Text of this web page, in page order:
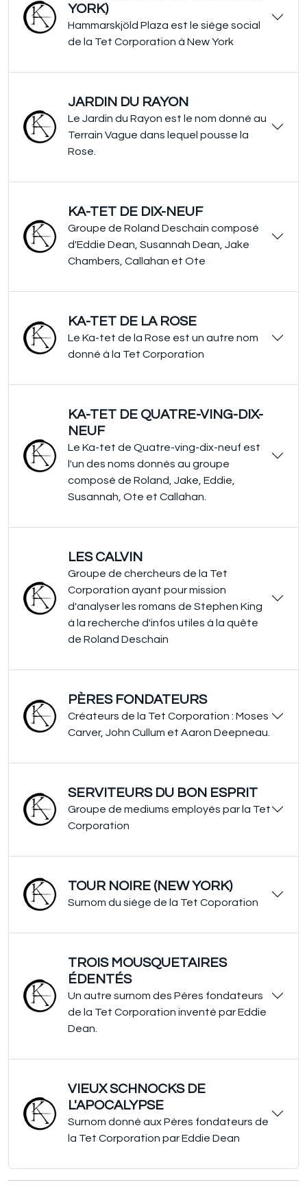
YORK)
Hammarskjöld Plaza est le siège social
de la Tet Corporation à New York
JARDIN DU RAYON
Le Jardin du Rayon est le nom donné au
Terrain Vague dans lequel pousse la
Rose.
KA-TET DE DIX-NEUF
Groupe de Roland Deschain composé
d'Eddie Dean, Susannah Dean, Jake
Chambers, Callahan et Ote
KA-TET DE LA ROSE
Le Ka-tet de la Rose est un autre nom
donné à la Tet Corporation
KA-TET DE QUATRE-VING-DIX-
NEUF
Le Ka-tet de Quatre-ving-dix-neuf est
l'un des noms donnés au groupe
composé de Roland, Jake, Eddie,
Susannah, Ote et Callahan.
LES CALVIN
Groupe de chercheurs de la Tet
Corporation ayant pour mission
d'analyser les romans de Stephen King
à la recherche d'infos utiles à la quête
de Roland Deschain
PÈRES FONDATEURS
Créateurs de la Tet Corporation : Moses
Carver, John Cullum et Aaron Deepneau.
SERVITEURS DU BON ESPRIT
Groupe de mediums employés par la Tet
Corporation
TOUR NOIRE (NEW YORK)
Surnom du siège de la Tet Coporation
TROIS MOUSQUETAIRES
ÉDENTÉS
Un autre surnom des Pères fondateurs
de la Tet Corporation inventé par Eddie
Dean.
VIEUX SCHNOCKS DE
L'APOCALYPSE
Surnom donné aux Pères fondateurs de
la Tet Corporation par Eddie Dean